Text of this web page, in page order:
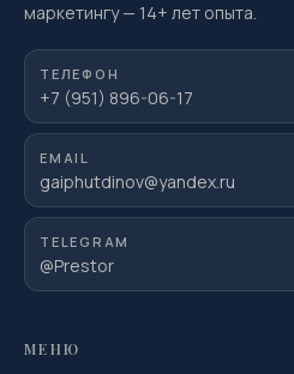
маркетингу— 14+ лет опыта.
ТЕЛЕФОН
+7 (951) 896-06-17
EMAIL
gaiphutdinov@yandex.ru
TELEGRAM
@Prestor
МЕНЮ